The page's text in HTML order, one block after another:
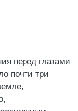
перед глазами
почти три